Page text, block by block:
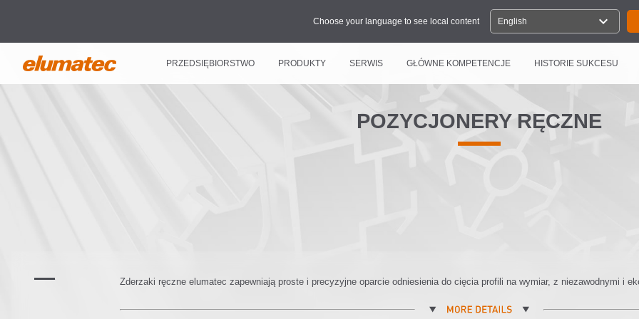
Choose your language to see local content English expand_more
PRZEDSIĘBIORSTWO PRODUKTY SERWIS GŁÓWNE KOMPETENCJE HISTORIE SUKCESU
POZYCJONERY RĘCZNE
Zderzaki ręczne elumatec zapewniają proste i precyzyjne oparcie odniesienia do cięcia profili na wymiar, z niezawodnymi i